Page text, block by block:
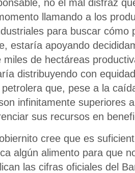
no el mal disfraz
llamando a los
para buscar cómo
estaría apoyando
miles de hectáreas
distribuyendo con
que, pese a la
infinitamente superiores
sus recursos en
cree que es
algún alimento para que
las cifras oficiales del